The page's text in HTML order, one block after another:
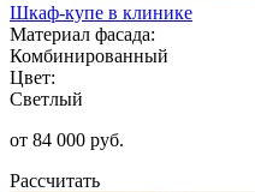
Шкаф-купе в клинике
Материал фасада:
Комбинированный
Цвет:
Светлый
от 84 000 руб.
Рассчитать